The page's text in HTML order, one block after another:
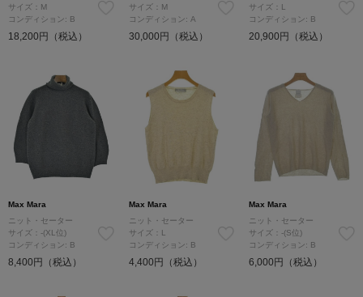
サイズ：M
コンディション: B
18,200円（税込）
サイズ：M
コンディション: A
30,000円（税込）
サイズ：L
コンディション: B
20,900円（税込）
Max Mara
ニット・セーター
サイズ：-(XL位)
コンディション: B
8,400円（税込）
Max Mara
ニット・セーター
サイズ：L
コンディション: B
4,400円（税込）
Max Mara
ニット・セーター
サイズ：-(S位)
コンディション: B
6,000円（税込）